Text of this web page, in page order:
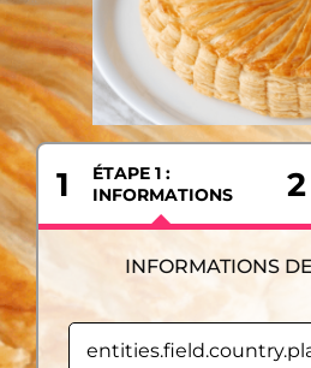
1
ÉTAPE 1 :
INFORMATIONS
2
INFORMATIONS